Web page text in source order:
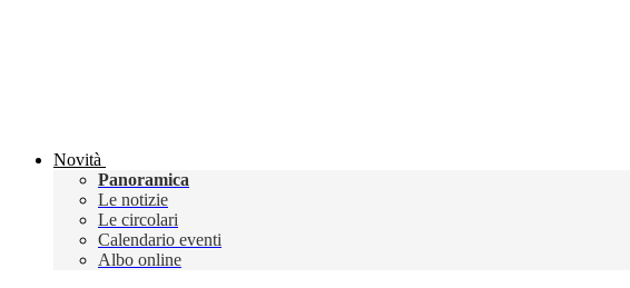
Novità
Panoramica
Le notizie
Le circolari
Calendario eventi
Albo online